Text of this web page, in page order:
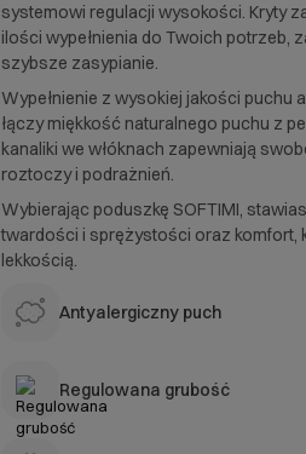
systemowi regulacji wysokości. Kryty
ilości wypełnienia do Twoich potrzeb,
szybsze zasypianie.
Wypełnienie z wysokiej jakości puchu
łączy miękkość naturalnego puchu z
kanaliki we włóknach zapewniają
roztoczy i podrażnień.
Wybierając poduszkę SOFTIMI,
twardości i sprężystości oraz komfort,
lekkością.
Antyalergiczny puch
Regulowana grubość